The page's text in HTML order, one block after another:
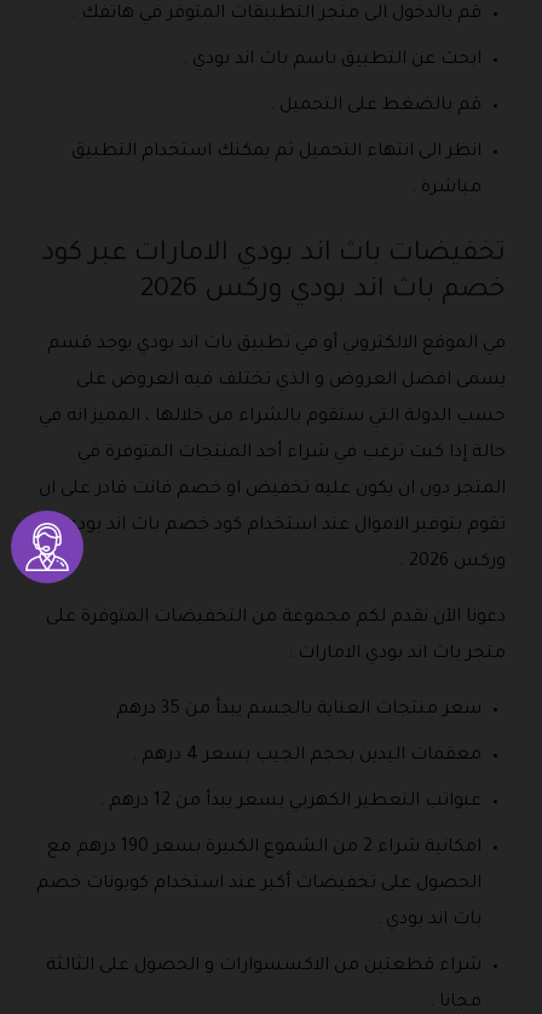
قم بالدخول الى متجر التطبيقات المتوفر في هاتفك .
ابحث عن التطبيق باسم باث اند بودي .
قم بالضغط على التحميل .
انظر الى انتهاء التحميل ثم يمكنك استخدام التطبيق
مباشرة .
تخفيضات باث اند بودي الامارات عبر كود
خصم باث اند بودي وركس 2026
في الموقع الالكتروني أو في تطبيق باث اند بودي يوجد قسم
يسمى افضل العروض و الذي تختلف فيه العروض على
حسب الدولة التي ستقوم بالشراء من خلالها ، المميز انه في
حالة إذا كنت ترغب في شراء أحد المنتجات المتوفرة في
المتجر دون ان يكون عليه تخفيض او خصم فانت قادر على ان
تقوم بتوفير الاموال عند استخدام كود خصم باث اند بودي
وركس 2026 .
دعونا الآن نقدم لكم مجموعة من التخفيضات المتوفرة على
متجر باث اند بودي الامارات :
سعر منتجات العناية بالجسم يبدأ من 35 درهم .
معقمات اليدين بحجم الجيب بسعر 4 درهم .
عبواتب التعطير الكهربي بسعر يبدأ من 12 درهم .
امكانية شراء 2 من الشموع الكبيرة بسعر 190 درهم مع
الحصول على تخفيضات أكبر عند استخدام كوبونات خصم
باث اند بودي .
شراء قطعتين من الاكسسوارات و الحصول على الثالثة
مجانا .